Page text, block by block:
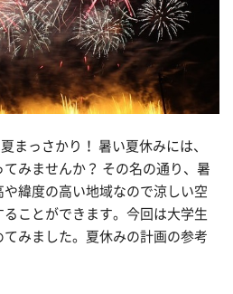
まっさかり！ 暑い夏休みには、
みませんか？ その名の通り、暑
緯度の高い地域なので涼しい空
ことができます。今回は大学生
みました。夏休みの計画の参考